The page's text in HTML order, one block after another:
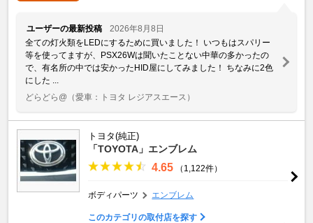
ユーザーの最新投稿
2026年8月8日
全ての灯火類をLEDにするために買いました！ いつもはスパリー
等を使ってますが、PSX26Wは聞いたことない中華の多かったの
で、有名所の中では安かったHID屋にしてみました！ ちなみに2色
にした ...
どらどら@ （愛車：トヨタ レジアスエース）
トヨタ(純正)
「TOYOTA」エンブレム
4.65 （1,122件）
ボディパーツ エンブレム
このカテゴリの取付店を探す